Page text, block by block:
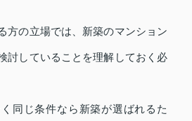
方の立場では、新築のマンション
討していることを理解しておく必
同じ条件なら新築が選ばれるた